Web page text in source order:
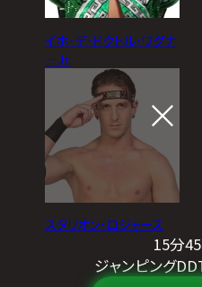
イホ･デ･ドクトル･ワグナ
ーJr.
スタリオン・ロジャース
15分
ジャンピング